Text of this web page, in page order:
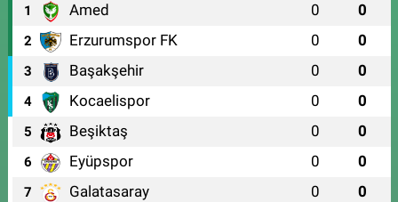
1 Amed 0 0
2 Erzurumspor FK 0 0
3 Başakşehir 0 0
4 Kocaelispor 0 0
5 Beşiktaş 0 0
6 Eyüpspor 0 0
7 Galatasaray 0 0